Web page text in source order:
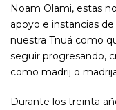
Noam Olami, estas
apoyo e instancias
nuestra Tnuá como
seguir progresando,
como madrij o
Durante los treinta